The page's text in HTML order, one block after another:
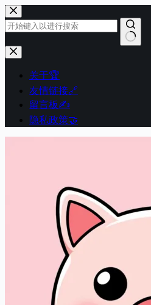
跳
至
内
容
无
关于🏆
友情链接🔗
留言板✍️
隐私政策🤝